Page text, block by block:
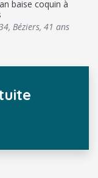
baise coquin à
,Béziers,41 ans